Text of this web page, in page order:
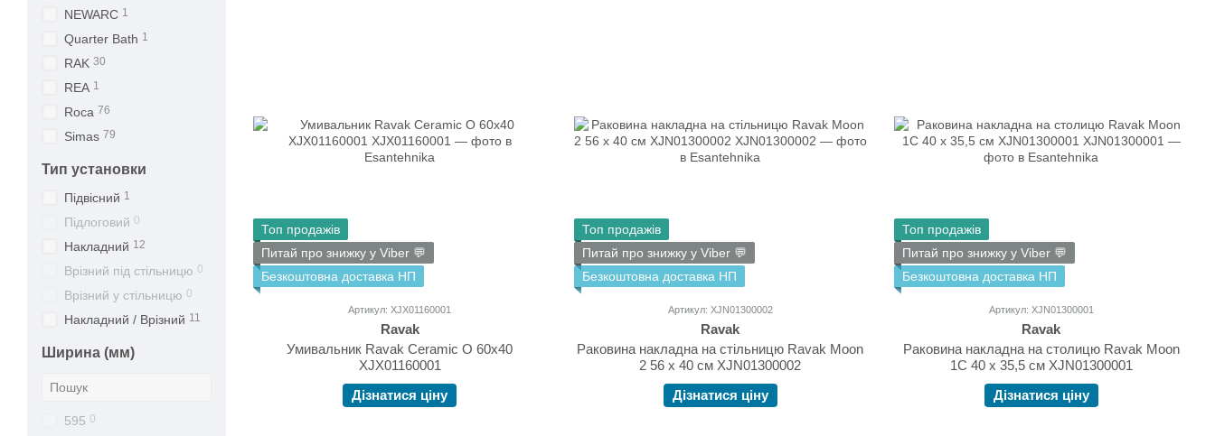
Топ продажів
Питай про знижку у Viber 💬
Безкоштовна доставка НП
Артикул: XJX01160001
Ravak
Умивальник Ravak Ceramic O 60x40
XJX01160001
Дізнатися ціну
Топ продажів
Питай про знижку у Viber 💬
Безкоштовна доставка НП
Артикул: XJN01300002
Ravak
Раковина накладна на стільницю Ravak Moon
2 56 х 40 см XJN01300002
Дізнатися ціну
Топ продажів
Питай про знижку у Viber 💬
Безкоштовна доставка НП
Артикул: XJN01300001
Ravak
Раковина накладна на столицю Ravak Moon
1C 40 х 35,5 см XJN01300001
Дізнатися ціну
NEWARC 1
Quarter Bath 1
RAK 30
REA 1
Roca 76
Simas 79
Тип установки
Підвісний 1
Підлоговий 0
Накладний 12
Врізний під стільницю 0
Врізний у стільницю 0
Накладний / Врізний 11
Ширина (мм)
595 0